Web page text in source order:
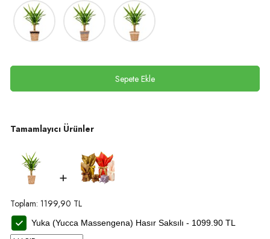
Sepete Ekle
Tamamlayıcı Ürünler
+
Toplam: 1199,90 TL
Yuka (Yucca Massengena) Hasır Saksılı - 1099.90 TL